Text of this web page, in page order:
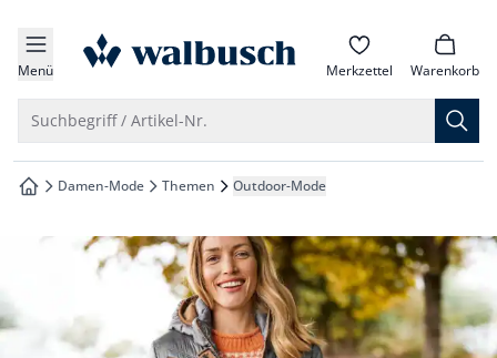
springen
springen
springen
springen
Menü zur Startseite Merkzettel Warenkorb
Suchbegriff / Artikel-Nr.
zur Startseite
Damen-Mode Themen Outdoor-Mode